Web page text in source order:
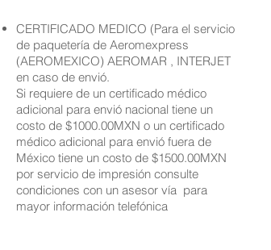
CERTIFICADO MEDICO (Para el servicio
de paquetería de Aeromexpress
(AEROMEXICO) AEROMAR , INTERJET
en caso de envió.
Si requiere de un certificado médico
adicional para envió nacional tiene un
costo de $1000.00MXN o un certificado
médico adicional para envió fuera de
México tiene un costo de $1500.00MXN
por servicio de impresión consulte
condiciones con un asesor vía para
mayor información telefónica